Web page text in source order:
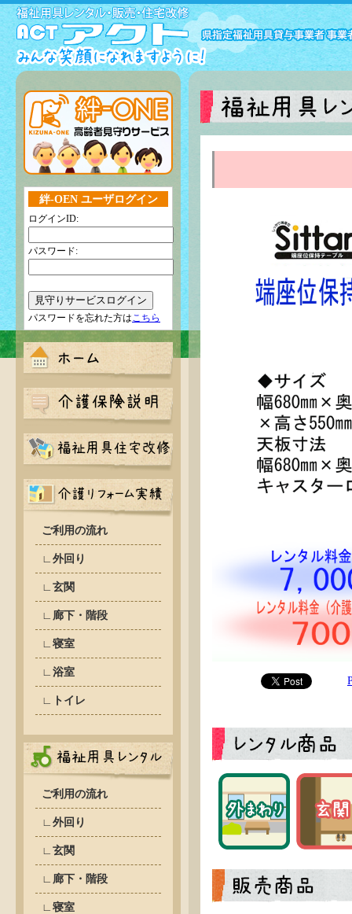
絆-OEN ユーザログイン
ログインID:
パスワード:
パスワードを忘れた方はこちら
ご利用の流れ
∟外回り
∟玄関
∟廊下・階段
∟寝室
∟浴室
∟トイレ
ご利用の流れ
∟外回り
∟玄関
∟廊下・階段
∟寝室